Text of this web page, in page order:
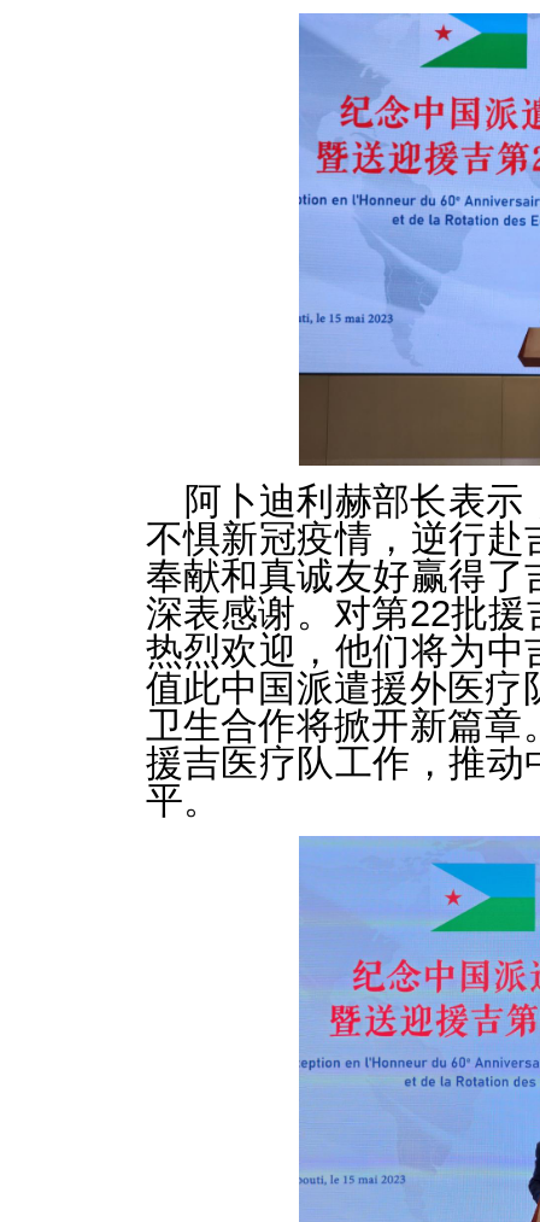
阿卜迪利赫部长表
不惧新冠疫情，逆行
奉献和真诚友好赢得
深表感谢。对第22批
热烈欢迎，他们将为
值此中国派遣援外医疗
卫生合作将掀开新篇
援吉医疗队工作，推
平。